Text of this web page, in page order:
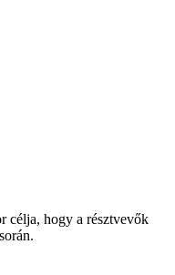
célja, hogy a résztvevők